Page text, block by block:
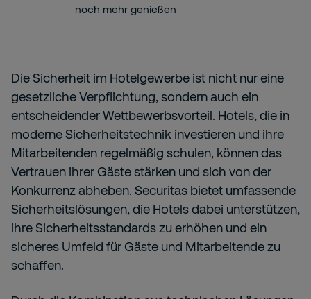
noch mehr genießen
Die Sicherheit im Hotelgewerbe ist nicht nur eine
gesetzliche Verpflichtung, sondern auch ein
entscheidender Wettbewerbsvorteil. Hotels, die in
moderne Sicherheitstechnik investieren und ihre
Mitarbeitenden regelmäßig schulen, können das
Vertrauen ihrer Gäste stärken und sich von der
Konkurrenz abheben. Securitas bietet umfassende
Sicherheitslösungen, die Hotels dabei unterstützen,
ihre Sicherheitsstandards zu erhöhen und ein
sicheres Umfeld für Gäste und Mitarbeitende zu
schaffen.